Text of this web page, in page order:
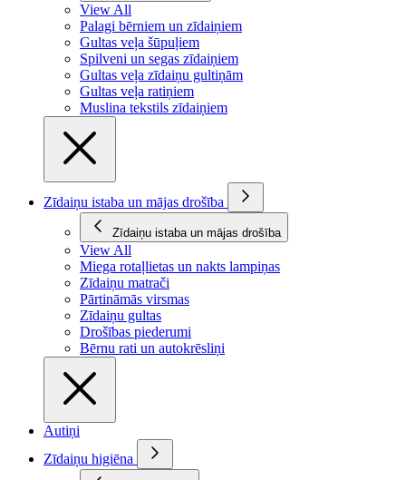
View All
Palagi bērniem un zīdaiņiem
Gultas veļa šūpuļiem
Spilveni un segas zīdaiņiem
Gultas veļa zīdaiņu gultiņām
Gultas veļa ratiņiem
Muslina tekstils zīdaiņiem
Zīdaiņu istaba un mājas drošība
Zīdaiņu istaba un mājas drošība
View All
Miega rotaļlietas un nakts lampiņas
Zīdaiņu matrači
Pārtināmās virsmas
Zīdaiņu gultas
Drošības piederumi
Bērnu rati un autokrēsliņi
Autiņi
Zīdaiņu higiēna